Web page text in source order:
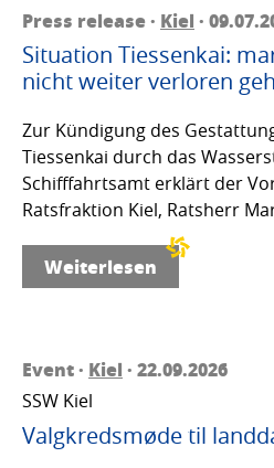
Press release · Kiel ·
Situation Tiessenkai:
nicht weiter verloren
Zur Kündigung des
Tiessenkai durch das
Schifffahrtsamt erklärt der
Ratsfraktion Kiel, Ratsherr
Weiterlesen
Event · Kiel · 22.09.2026
SSW Kiel
Valgkredsmøde til